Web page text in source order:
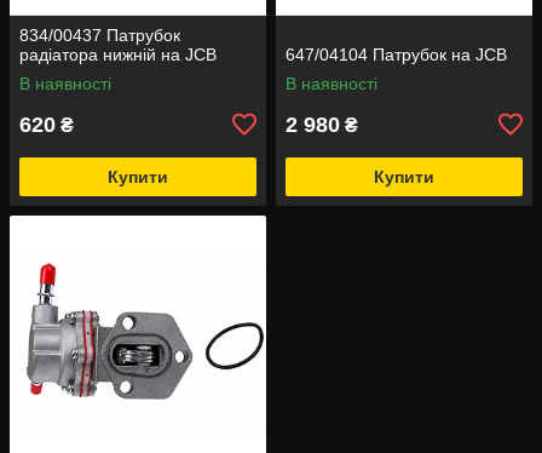
834/00437 Патрубок
радіатора нижній на JCB
В наявності
620 ₴
Купити
647/04104 Патрубок на JCB
В наявності
2 980 ₴
Купити